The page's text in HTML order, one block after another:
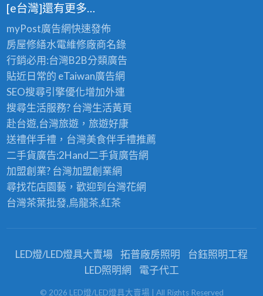
[e台灣]還有更多…
myPost廣告網快速發佈
房屋修繕水電維修廠商名錄
行銷必用:台灣B2B分類廣告
貼近日常的 eTaiwan廣告網
SEO搜尋引擎優化增加外連
搜尋生活服務? 台灣生活黃頁
赴台遊,台灣旅遊，旅遊好康
送禮伴手禮，台灣美食伴手禮推薦
二手貨廣告:2Hand二手貨廣告網
加盟創業? 台灣加盟創業網
尋找花店園藝，歡迎到 台灣花網
台灣茶葉批發,烏龍茶,紅茶
LED燈/LED燈具大賣場 拓普廠房照明
台鈺照明工程
LED照明網
電子代工
© 2026 LED燈/LED燈具大賣場 | All Rights Reserved